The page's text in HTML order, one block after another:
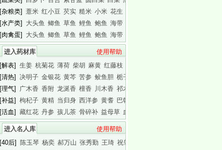
[杂粮类] 薏米 红小豆 芡实 糙米 小米 花生
[水产类]
大头鱼 鲫鱼 草鱼 鲤鱼 鲍鱼 海带
[肉禽蛋]
大头鱼 鲫鱼 草鱼 鲤鱼 鲍鱼 海带
进入药材库
使用帮助
[解表] 生姜 杭菊花 薄荷 柴胡 麻黄 红藤枝
[清热] 决明子 金银花 黄芩 苦参 鲛鱼胆 栀子
[理气]
广木香 香附 龙涎香 檀香 川木香 祁木香
[补益] 枸杞子 黄精 当归身 西洋参 黄耆 巴戟天
[活血] 藏红花 丹参 孩儿茶 骨碎补 益母草 血竭
进入名人库
使用帮助
[40后]
陈玉琴 杨奕 郝万山 张秀勤 王琦 祝肇刚